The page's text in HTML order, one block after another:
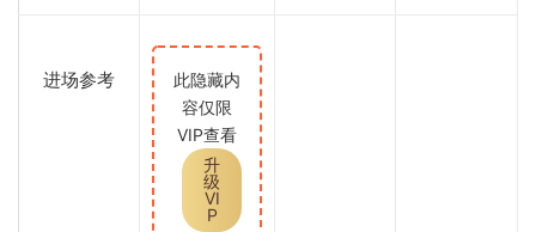
进场参考
此隐藏内
容仅限
VIP查看
升
级
VI
P